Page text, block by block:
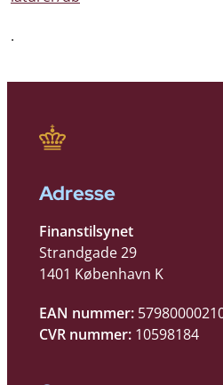
.
Adresse
Finanstilsynet
Strandgade 29
1401 København K
EAN nummer:
CVR nummer: 10598184